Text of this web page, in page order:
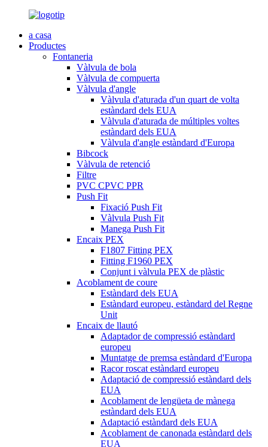
a casa
Productes
Fontaneria
Vàlvula de bola
Vàlvula de compuerta
Vàlvula d'angle
Vàlvula d'aturada d'un quart de volta
estàndard dels EUA
Vàlvula d'aturada de múltiples voltes
estàndard dels EUA
Vàlvula d'angle estàndard d'Europa
Bibcock
Vàlvula de retenció
Filtre
PVC CPVC PPR
Push Fit
Fixació Push Fit
Vàlvula Push Fit
Manega Push Fit
Encaix PEX
F1807 Fitting PEX
Fitting F1960 PEX
Conjunt i vàlvula PEX de plàstic
Acoblament de coure
Estàndard dels EUA
Estàndard europeu, estàndard del Regne
Unit
Encaix de llautó
Adaptador de compressió estàndard
europeu
Muntatge de premsa estàndard d'Europa
Racor roscat estàndard europeu
Adaptació de compressió estàndard dels
EUA
Acoblament de lengüeta de mànega
estàndard dels EUA
Adaptació estàndard dels EUA
Acoblament de canonada estàndard dels
EUA